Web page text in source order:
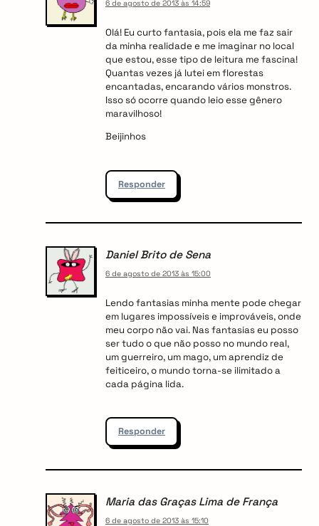
6 de agosto de 2013 às 14:59
Olá! Eu curto fantasia, pois ela me faz sair
da minha realidade e me imaginar no local
que estou, esse tipo de leitura me fascina!
Quantas vezes já lutei em florestas
encantadas, encarando vários monstros.
Isso só ocorre quando leio esse gênero
maravilhoso!
Beijinhos
Responder
Daniel Brito de Sena
6 de agosto de 2013 às 15:00
Lendo fantasias minha mente pode chegar
em lugares impossíveis e improváveis, onde
meu corpo não vai. Nas fantasias eu posso
ser tudo o que não posso no mundo real,
um guerreiro, um mago, um aprendiz de
feiticeiro, o mundo torna-se ilimitado a
cada página lida.
Responder
Maria das Graças Lima de França
6 de agosto de 2013 às 15:10